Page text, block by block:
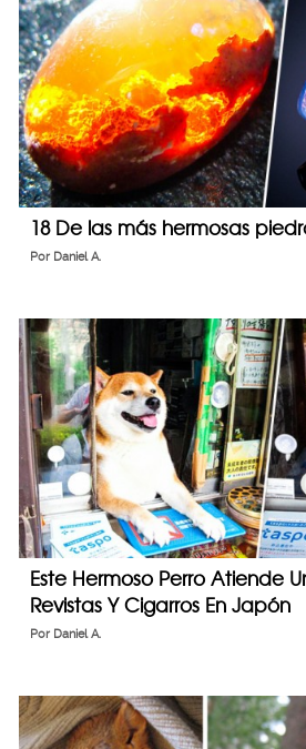
18 De las más hermosas
Por Daniel A.
Este Hermoso Perro Atiende
Revistas Y Cigarros En Japón
Por Daniel A.